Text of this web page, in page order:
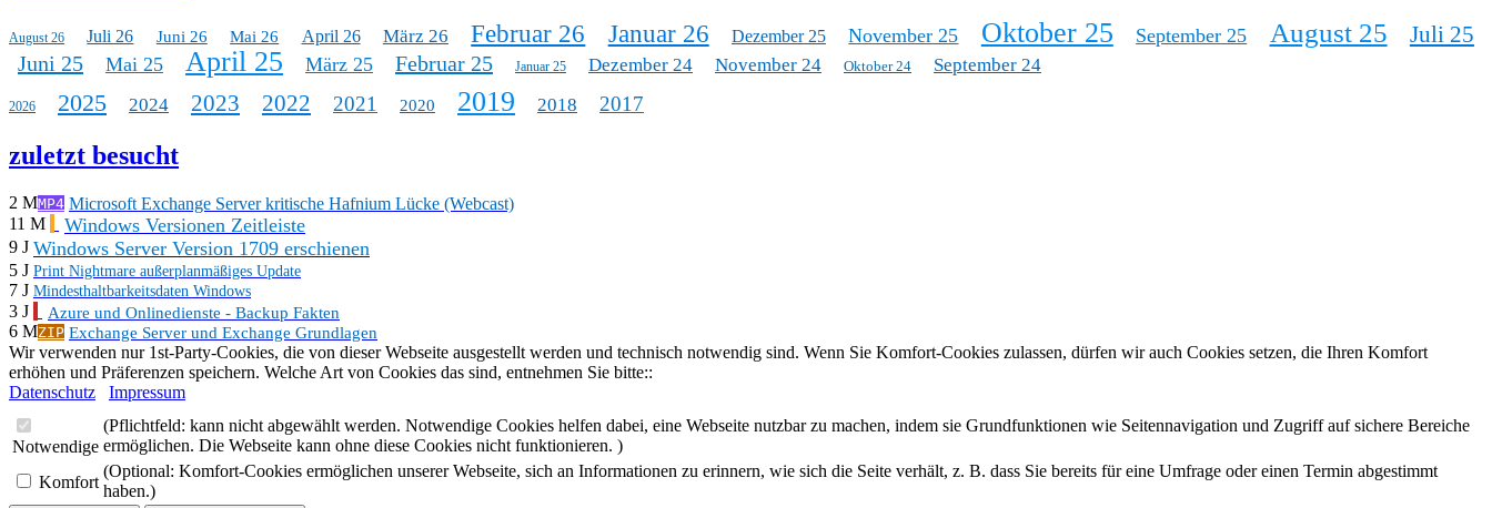
August 26 Juli 26 Juni 26 Mai 26 April 26 März 26 Februar 26 Januar 26 Dezember 25 November 25 Oktober 25 September 25 August 25 Juli 25
Juni 25 Mai 25 April 25 März 25 Februar 25 Januar 25 Dezember 24 November 24 Oktober 24 September 24
2026 2025 2024 2023 2022 2021 2020 2019 2018 2017
zuletzt besucht
2 MMP4 Microsoft Exchange Server kritische Hafnium Lücke (Webcast)
11 M
Windows Versionen Zeitleiste
9 J Windows Server Version 1709 erschienen
5 J Print Nightmare außerplanmäßiges Update
7 J Mindesthaltbarkeitsdaten Windows
3 J Azure und Onlinedienste - Backup Fakten
6 MZIP Exchange Server und Exchange Grundlagen
Wir verwenden nur 1st-Party-Cookies, die von dieser Webseite ausgestellt werden und technisch notwendig sind. Wenn Sie Komfort-Cookies zulassen, dürfen wir auch Cookies setzen, die Ihren Komfort
erhöhen und Präferenzen speichern. Welche Art von Cookies das sind, entnehmen Sie bitte::
Datenschutz
Impressum
Notwendige
(Pflichtfeld: kann nicht abgewählt werden. Notwendige Cookies helfen dabei, eine Webseite nutzbar zu machen, indem sie Grundfunktionen wie Seitennavigation und Zugriff auf sichere Bereiche
ermöglichen. Die Webseite kann ohne diese Cookies nicht funktionieren. )
Komfort
(Optional: Komfort-Cookies ermöglichen unserer Webseite, sich an Informationen zu erinnern, wie sich die Seite verhält, z. B. dass Sie bereits für eine Umfrage oder einen Termin abgestimmt
haben.)